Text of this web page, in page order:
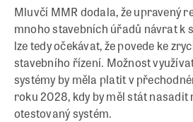
Mluvčí MMR dodala, že upravený
mnoho stavebních úřadů návrat k
lze tedy očekávat, že povede ke
stavebního řízení. Možnost
systémy by měla platit v
roku 2028, kdy by měl stát nasadit
otestovaný systém.